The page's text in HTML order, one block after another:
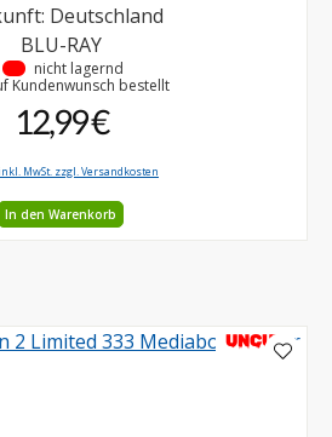
Deutschland
BLU-RAY
nicht lagernd
Kundenwunsch bestellt
12,99 €
MwSt. zzgl. Versandkosten
In den Warenkorb
UNCUT